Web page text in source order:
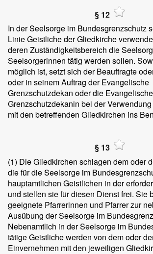
§ 12
In der Seelsorge im Bundesgrenzschutz
Linie Geistliche der Gliedkirche
deren Zuständigkeitsbereich die
Seelsorgerinnen tätig werden sollen.
möglich ist, setzt sich der Beauftragte
oder in seinem Auftrag der Evangelische
Grenzschutzdekan oder die Evangelische
Grenzschutzdekanin bei der
mit den betreffenden Gliedkirchen ins
§ 13
(1) Die Gliedkirchen schlagen dem oder
die für die Seelsorge im
hauptamtlichen Geistlichen in der
und stellen sie für diesen Dienst frei. Sie
geeignete Pfarrerinnen und Pfarrer zur
Ausübung der Seelsorge im
Nebenamtlich in der Seelsorge im
tätige Geistliche werden von dem oder
Einvernehmen mit den jeweiligen